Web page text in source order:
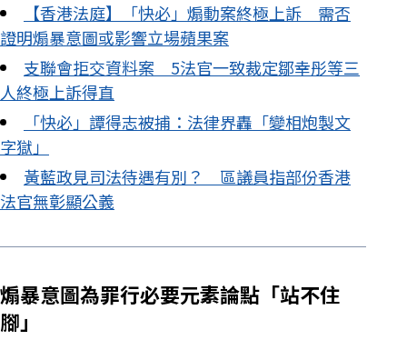
【香港法庭】「快必」煽動案終極上訴 需否
證明煽暴意圖或影響立場蘋果案
支聯會拒交資料案 5法官一致裁定鄒幸彤等三
人終極上訴得直
「快必」譚得志被捕：法律界轟「變相炮製文
字獄」
黃藍政見司法待遇有別？ 區議員指部份香港
法官無彰顯公義
煽暴意圖為罪行必要元素論點「站不住
腳」